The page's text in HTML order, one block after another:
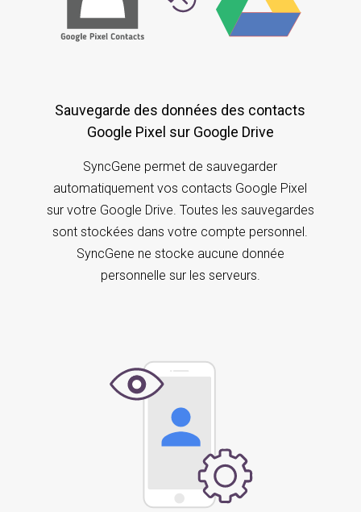
Sauvegarde des données des contacts
Google Pixel sur Google Drive
SyncGene permet de sauvegarder
automatiquement vos contacts Google Pixel
sur votre Google Drive. Toutes les sauvegardes
sont stockées dans votre compte personnel.
SyncGene ne stocke aucune donnée
personnelle sur les serveurs.